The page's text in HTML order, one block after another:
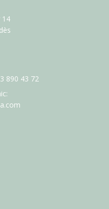
14
890 43 72